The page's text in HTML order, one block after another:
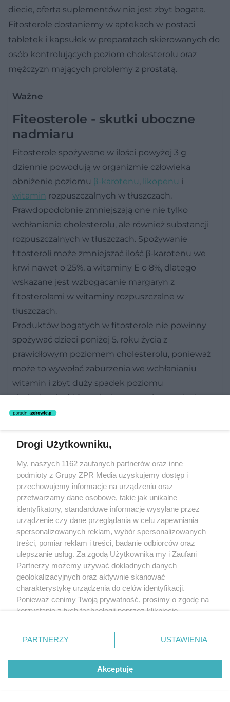
diecie, oferta suplementów nie jest zbyt bogata.
Fitosterole dostaniemy w aptekach w postaci
tabletek i kapsułek w preparatach skierowanych do
osób kontrolujących poziom cholesterolu oraz
mężczyzn mających problemy z prostatą.
Ważne
Fiteosterole - skutki uboczne
nadmiaru
Fitosterole spożywane w ilości powyżej 3 g
dziennie powodują w organizmie człowieka
obniżenie poziomu β-karotenu, likopenu i
witamin rozpuszczalnych w tłuszczach.
Prawdopodobnie zmniejszają one nie tylko
wchłanianie cholesterolu, ale również substancji
rozpuszczalnych w tłuszczach. Spożywanie
fitosteroli może zmniejszać ilość β-karotenu we
krwi nawet o 25%, a witaminy E o 8%, dlatego
wskazane jest wzbogacanie margaryn z
fitosterolami w witaminy rozpuszczalne w
tłuszczach.
Produktów bogatych w fitosterole nie powinny
spożywać dzieci poniżej 5. roku życia z
prawidłowym poziomem cholesterolu, ponieważ
może to wywołać zaburzenia we wchłanianiu
witamin i zbyt duży spadek poziomu
cholesterolu, który młodym organizmom jest
niezbędny.
Piśmiennictwo:
Drogi Użytkowniku,
My, naszych 1162 zaufanych partnerów oraz inne
podmioty z Grupy ZPR Media uzyskujemy dostęp i
przechowujemy informacje na urządzeniu oraz
przetwarzamy dane osobowe, takie jak unikalne
identyfikatory, standardowe informacje wysyłane przez
urządzenie czy dane przeglądania w celu zapewniania
spersonalizowanych reklam, wybór spersonalizowanych
treści, pomiar reklam i treści, badanie odbiorców oraz
ulepszanie usług. Za zgodą Użytkownika my i Zaufani
Partnerzy możemy używać dokładnych danych
geolokalizacyjnych oraz aktywnie skanować
charakterystykę urządzenia do celów identyfikacji.
Ponieważ cenimy Twoją prywatność, prosimy o zgodę na
korzystanie z tych technologii poprzez kliknięcie
zmienić/wycofać klikając przycisk ustawień prywatności
znajdujący się w lewym dolnym rogu strony
rodzaje przetwarzania danych nie wymagają zgody
użytkownika, ale masz prawo sprzeciwić się takiemu
przetwarzaniu. Preferencje będą miały zastosowanie tylko
PARTNERZY USTAWIENIA
Akceptuję